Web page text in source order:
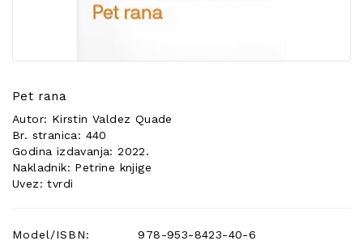
Pet rana
Autor: Kirstin Valdez Quade
Br. stranica: 440
Godina izdavanja: 2022.
Nakladnik: Petrine knjige
Uvez: tvrdi
Model/ISBN:
978-953-8423-40-6